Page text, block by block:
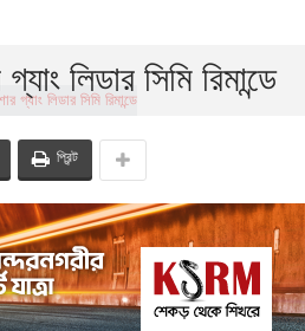
লিডার সিমি রিমান্ডে
প্রিন্ট